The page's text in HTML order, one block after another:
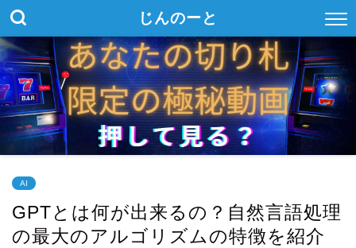
じんのーと
AI
GPTとは何が出来るの？自然言語処理
の最大のアルゴリズムの特徴を紹介